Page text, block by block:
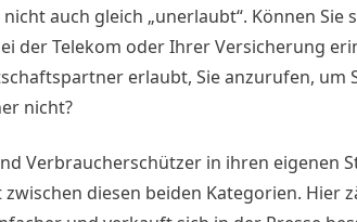
auch gleich „unerlaubt“. Können Sie
der Telekom oder Ihrer Versicherung
erlaubt, Sie anzurufen, um
nicht?
Verbraucherschützer in ihren eigenen
diesen beiden Kategorien. Hier